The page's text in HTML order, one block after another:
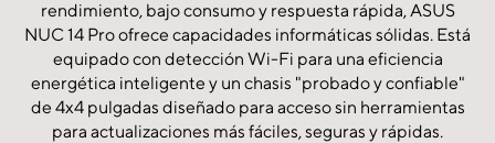
rendimiento, bajo consumo y respuesta rápida, ASUS
NUC 14 Pro ofrece capacidades informáticas sólidas. Está
equipado con detección Wi-Fi para una eficiencia
energética inteligente y un chasis "probado y confiable"
de 4x4 pulgadas diseñado para acceso sin herramientas
para actualizaciones más fáciles, seguras y rápidas.